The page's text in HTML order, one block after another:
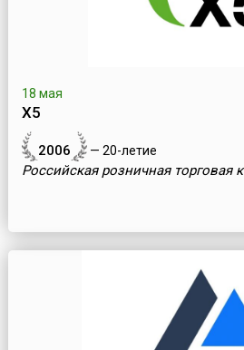
18 мая
Х5
2006 — 20-летие
Российская розничная торговая